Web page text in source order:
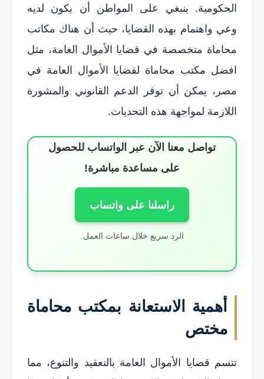
الحكومية. ينبغي على المواطن أن يكون لديه
وعي واهتمام بهذه القضايا، حيث أن هناك مكاتب
محاماة متخصصة في قضايا الأموال العامة، مثل
افضل مكتب محاماة لقضايا الأموال العامة في
مصر، يمكن أن توفر الدعم القانوني والمشورة
اللازمة لمواجهة هذه التحديات.
تواصل معنا الآن عبر الواتساب للحصول
على مساعدة مباشرة!
راسلنا على واتساب
الرد سريع خلال ساعات العمل.
أهمية الاستعانة بمكتب محاماة
مختص
تتسم قضايا الأموال العامة بالتعقيد والتنوع، مما